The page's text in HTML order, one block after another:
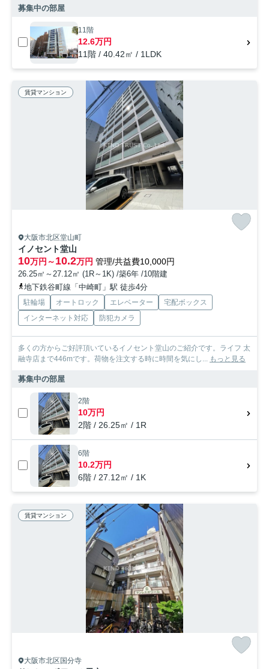
募集中の部屋
11階
12.6万円
11階 / 40.42㎡ / 1LDK
賃貸マンション
大阪市北区堂山町
イノセント堂山
10万円～10.2万円 管理/共益費10,000円
26.25㎡～27.12㎡ (1R～1K) /築6年 /10階建
地下鉄谷町線「中崎町」駅 徒歩4分
駐輪場 オートロック エレベーター
宅配ボックス
インターネット対応
防犯カメラ
多くの方からご好評頂いているイノセント堂山のご紹介です。ライフ 太
融寺店まで446mです。荷物を注文する時に時間を気にし... もっと見る
募集中の部屋
2階
10万円
2階 / 26.25㎡ / 1R
6階
10.2万円
6階 / 27.12㎡ / 1K
賃貸マンション
大阪市北区国分寺